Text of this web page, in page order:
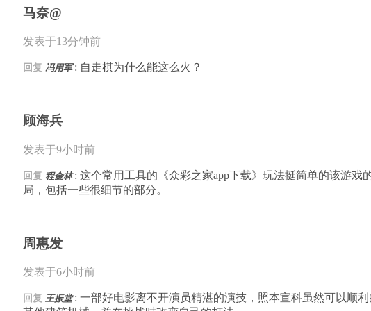
马奈@
发表于13分钟前
回复 冯用军: 自走棋为什么能这么火？
顾海兵
发表于9小时前
回复 程金林: 这个常用工具的《众彩之家app下载》玩法挺简单的该游
局，包括一些很细节的部分。
周惠发
发表于6小时前
回复 王振堂: 一部好电影离不开演员精湛的演技，照本宣科虽然可以顺